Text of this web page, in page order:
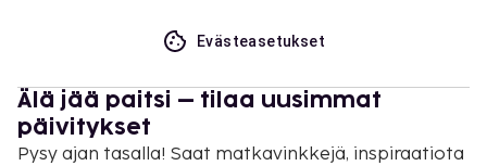
Evästeasetukset
Älä jää paitsi – tilaa uusimmat
päivitykset
Pysy ajan tasalla! Saat matkavinkkejä, inspiraatiota